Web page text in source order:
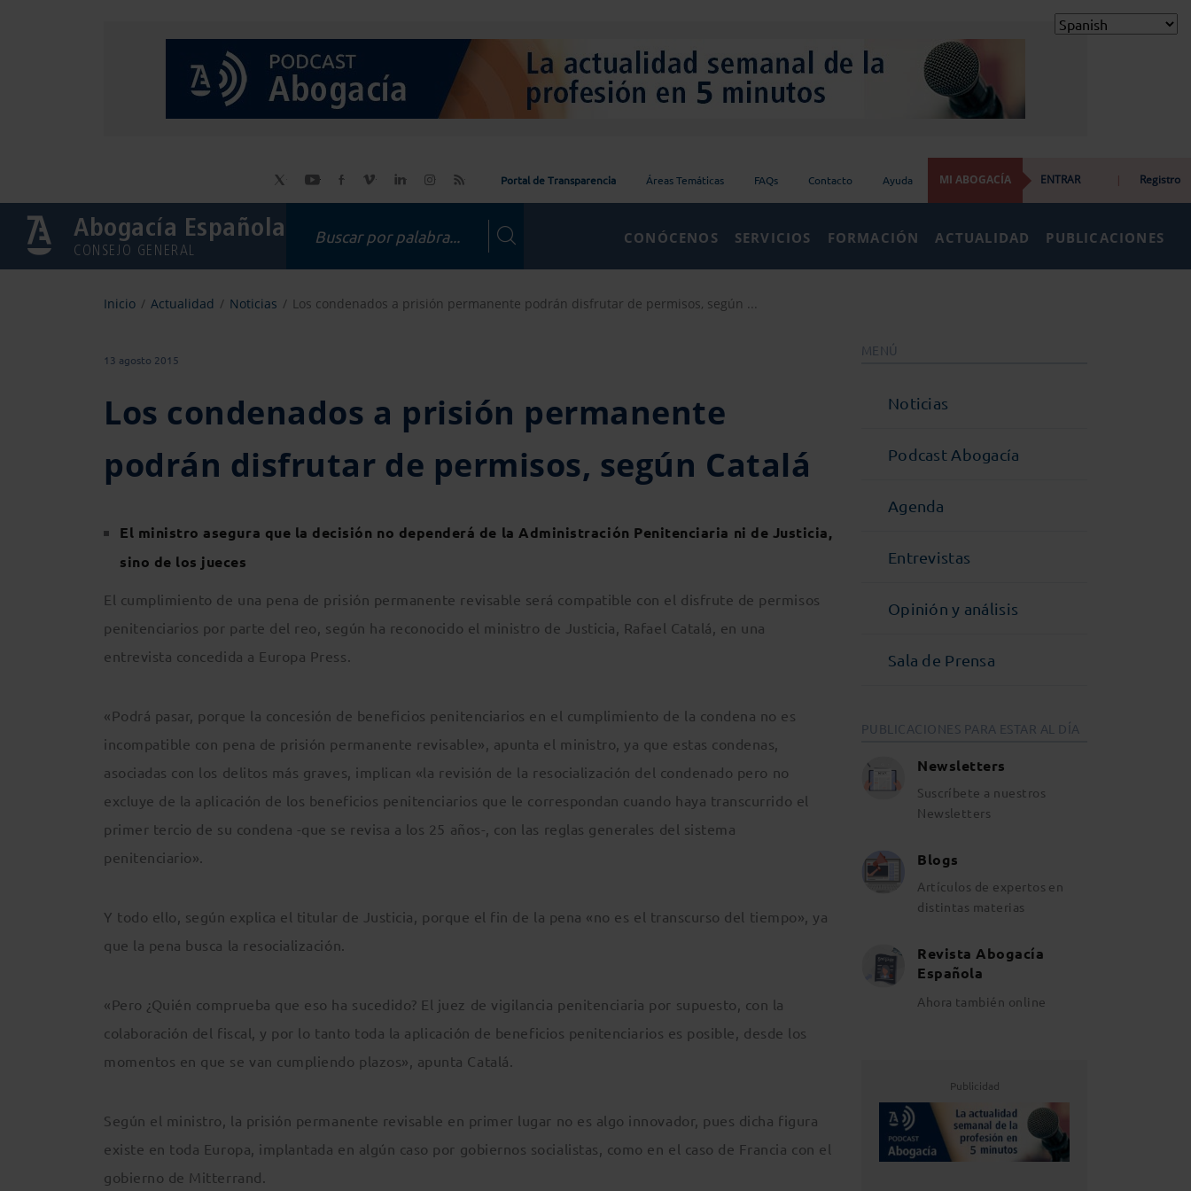
Portal de Transparencia Áreas Temáticas FAQs Contacto Ayuda MI ABOGACÍA ENTRAR | Registro
Abogacía Española
CONSEJO GENERAL
CONÓCENOS SERVICIOS FORMACIÓN ACTUALIDAD PUBLICACIONES
Inicio Actualidad Noticias Los condenados a prisión permanente podrán disfrutar de permisos, según ...
13 agosto 2015
Los condenados a prisión permanente
podrán disfrutar de permisos, según Catalá
El ministro asegura que la decisión no dependerá de la Administración Penitenciaria ni de Justicia,
sino de los jueces
El cumplimiento de una pena de prisión permanente revisable será compatible con el disfrute de permisos
penitenciarios por parte del reo, según ha reconocido el ministro de Justicia, Rafael Catalá, en una
entrevista concedida a Europa Press.
«Podrá pasar, porque la concesión de beneficios penitenciarios en el cumplimiento de la condena no es
incompatible con pena de prisión permanente revisable», apunta el ministro, ya que estas condenas,
asociadas con los delitos más graves, implican «la revisión de la resocialización del condenado pero no
excluye de la aplicación de los beneficios penitenciarios que le correspondan cuando haya transcurrido el
primer tercio de su condena -que se revisa a los 25 años-, con las reglas generales del sistema
penitenciario».
Y todo ello, según explica el titular de Justicia, porque el fin de la pena «no es el transcurso del tiempo», ya
que la pena busca la resocialización.
«Pero ¿Quién comprueba que eso ha sucedido? El juez de vigilancia penitenciaria por supuesto, con la
colaboración del fiscal, y por lo tanto toda la aplicación de beneficios penitenciarios es posible, desde los
momentos en que se van cumpliendo plazos», apunta Catalá.
Según el ministro, la prisión permanente revisable en primer lugar no es algo innovador, pues dicha figura
existe en toda Europa, implantada en algún caso por gobiernos socialistas, como en el caso de Francia con el
gobierno de Mitterrand.
MENÚ
Noticias
Podcast Abogacía
Agenda
Entrevistas
Opinión y análisis
Sala de Prensa
PUBLICACIONES PARA ESTAR AL DÍA
Newsletters
Suscríbete a nuestros
Newsletters
Blogs
Artículos de expertos en
distintas materias
Revista Abogacía
Española
Ahora también online
Publicidad